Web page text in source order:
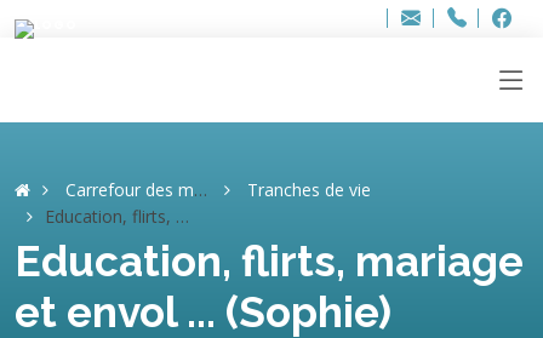
Adresse
info..hâthe..
Tel.
Tel.
Carrefour des mémoires
Tranches de vie
Education, flirts, mariage et envol ... (Sophie)
Education, flirts, mariage
et envol ... (Sophie)